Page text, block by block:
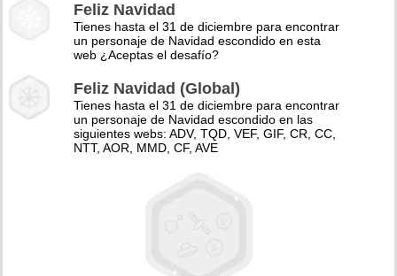
Feliz Navidad
Tienes hasta el 31 de diciembre para encontrar
un personaje de Navidad escondido en esta
web ¿Aceptas el desafío?
Feliz Navidad (Global)
Tienes hasta el 31 de diciembre para encontrar
un personaje de Navidad escondido en las
siguientes webs: ADV, TQD, VEF, GIF, CR, CC,
NTT, AOR, MMD, CF, AVE